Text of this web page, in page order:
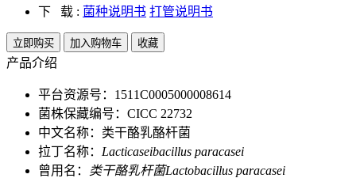
下 载 : 菌种说明书 打管说明书
立即购买 加入购物车 收藏
产品介绍
平台资源号：1511C0005000008614
菌株保藏编号：CICC 22732
中文名称：类干酪乳酪杆菌
拉丁名称： Lacticaseibacillus paracasei
曾用名：
类干酪乳杆菌Lactobacillus paracasei